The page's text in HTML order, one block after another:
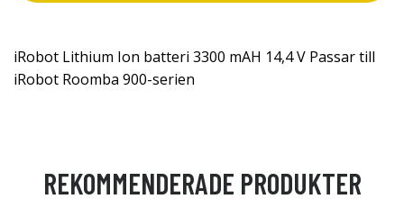
iRobot Lithium Ion batteri 3300 mAH 14,4 V Passar till
iRobot Roomba 900-serien
REKOMMENDERADE PRODUKTER